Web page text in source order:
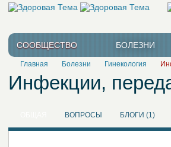
СООБЩЕСТВО БОЛЕЗНИ
Главная Болезни Гинекология
Инфекции,
ВОПРОСЫ БЛОГИ (1)